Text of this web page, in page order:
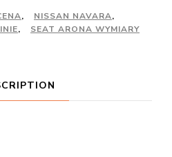
, NISSAN NAVARA,
, SEAT ARONA WYMIARY